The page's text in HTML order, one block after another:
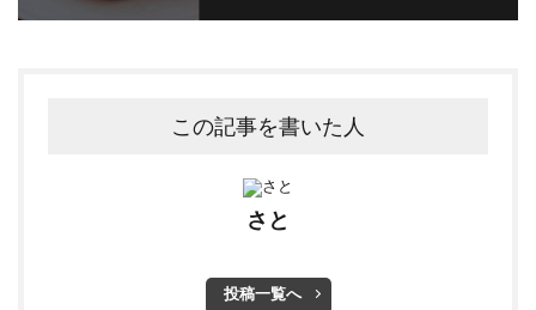
この記事を書いた人
さと
投稿一覧へ